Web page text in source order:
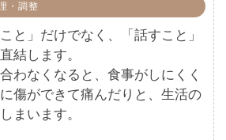
・調整
と」だけでなく、「話すこと」
結します。
わなくなると、食事がしにくく
傷ができて痛んだりと、生活の
まいます。